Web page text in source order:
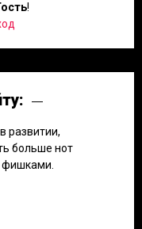
!
развитии,
больше нот
фишками.